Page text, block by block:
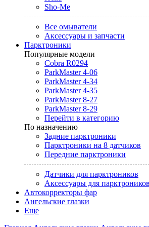
Sho-Me
Все омыватели
Аксессуары и запчасти
Парктроники
Популярные модели
Cobra R0294
ParkMaster 4-06
ParkMaster 4-34
ParkMaster 4-35
ParkMaster 8-27
ParkMaster 8-29
Перейти в категорию
По назначению
Задние парктроники
Парктроники на 8 датчиков
Передние парктроники
Датчики для парктроников
Аксессуары для парктроников
Автокорректоры фар
Ангельские глазки
Еще